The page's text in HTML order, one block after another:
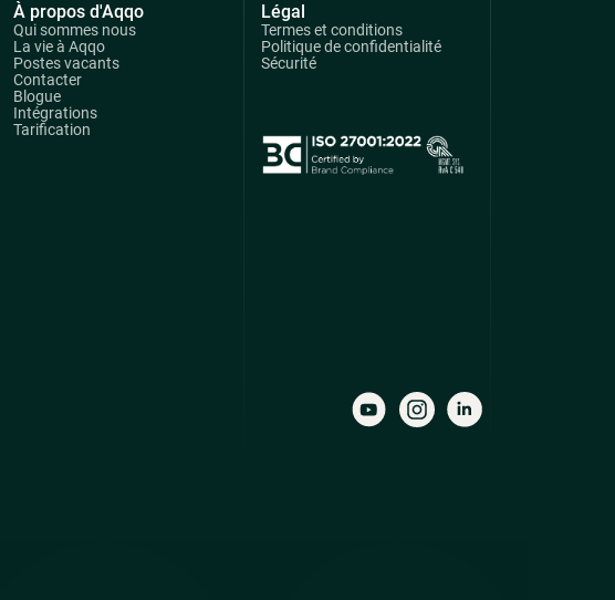
À propos d'Aqqo
Qui sommes nous
La vie à Aqqo
Postes vacants
Contacter
Blogue
Intégrations
Tarification
Légal
Termes et conditions
Politique de confidentialité
Sécurité